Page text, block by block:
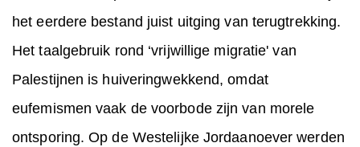
het eerdere bestand juist uitging van terugtrekking.
Het taalgebruik rond ‘vrijwillige migratie' van
Palestijnen is huiveringwekkend, omdat
eufemismen vaak de voorbode zijn van morele
ontsporing. Op de Westelijke Jordaanoever werden